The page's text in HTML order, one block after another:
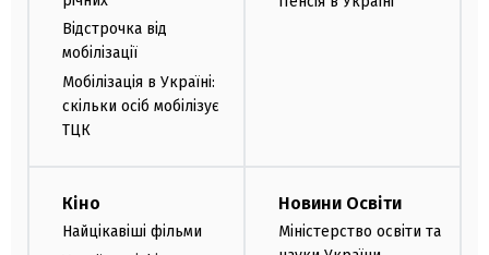
Відстрочка від
мобілізації
Мобілізація в Україні:
скільки осіб мобілізує
ТЦК
Кіно
Найцікавіші фільми
Новини Освіти
Міністерство освіти та